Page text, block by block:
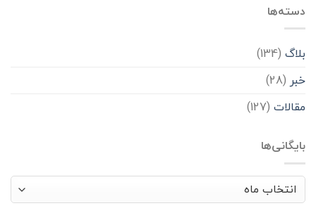
دسته‌ها
بلاگ (134)
خبر (28)
مقالات (127)
بایگانی‌ها
بایگانی‌ها